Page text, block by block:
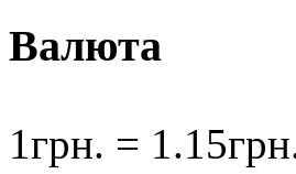
Валюта
1грн. =